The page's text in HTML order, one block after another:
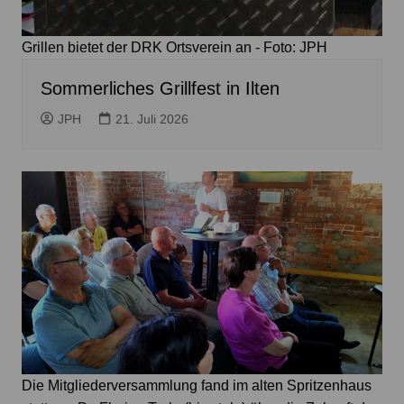
Grillen bietet der DRK Ortsverein an - Foto: JPH
Sommerliches Grillfest in Ilten
JPH 21. Juli 2026
Die Mitgliederversammlung fand im alten Spritzenhaus